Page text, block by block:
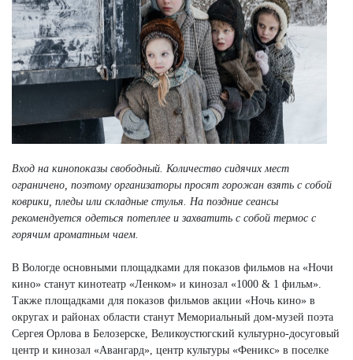
Вход на кинопоказы свободный. Количество сидячих мест
ограничено, поэтому организаторы просят горожан взять с собой
коврики, пледы или складные стулья. На поздние сеансы
рекомендуется одеться потеплее и захватить с собой термос с
горячим ароматным чаем.
В Вологде основными площадками для показов фильмов на «Ночи
кино» станут кинотеатр «Ленком» и кинозал «1000 & 1 фильм».
Также площадками для показов фильмов акции «Ночь кино» в
округах и районах области станут Мемориальный дом-музей поэта
Сергея Орлова в Белозерске, Великоустюгский культурно-досуговый
центр и кинозал «Авангард», центр культуры «Феникс» в поселке